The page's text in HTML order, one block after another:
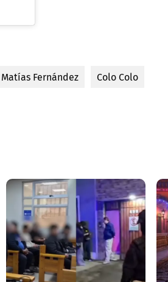
Matías Fernández Colo Colo